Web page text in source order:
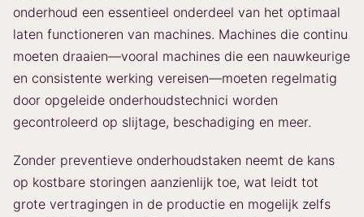
onderhoud een essentieel onderdeel van het optimaal
laten functioneren van machines. Machines die continu
moeten draaien—vooral machines die een nauwkeurige
en consistente werking vereisen—moeten regelmatig
door opgeleide onderhoudstechnici worden
gecontroleerd op slijtage, beschadiging en meer.
Zonder preventieve onderhoudstaken neemt de kans
op kostbare storingen aanzienlijk toe, wat leidt tot
grote vertragingen in de productie en mogelijk zelfs